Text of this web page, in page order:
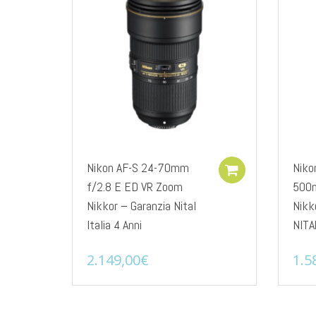
Nikon AF-S 24-70mm
f/2.8 E ED VR Zoom
Nikkor – Garanzia Nital
Italia 4 Anni
2.149,00€
Add to cart